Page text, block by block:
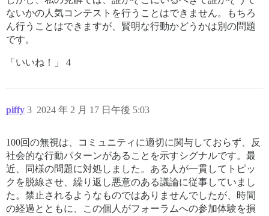
ないかの人気コンテストを行うことはできません。もちろ
ん行うことはできますが、賢明な行動かどうかは別の問題
です。
「いいね！」 4
piffy 2024 年 2 月 17 日午後 5:03
3
100回の無視は、コミュニティに適切に関与しておらず、反
社会的な行動パターンがあることを示すシグナルです。最
近、同様の問題に対処しました。ある人が一貫してトピッ
クを脱線させ、繰り返し悪意のある議論に従事していまし
た。禁止されるようなものではありませんでしたが、時間
の経過とともに、この個人がフォーラムへの参加体験を損